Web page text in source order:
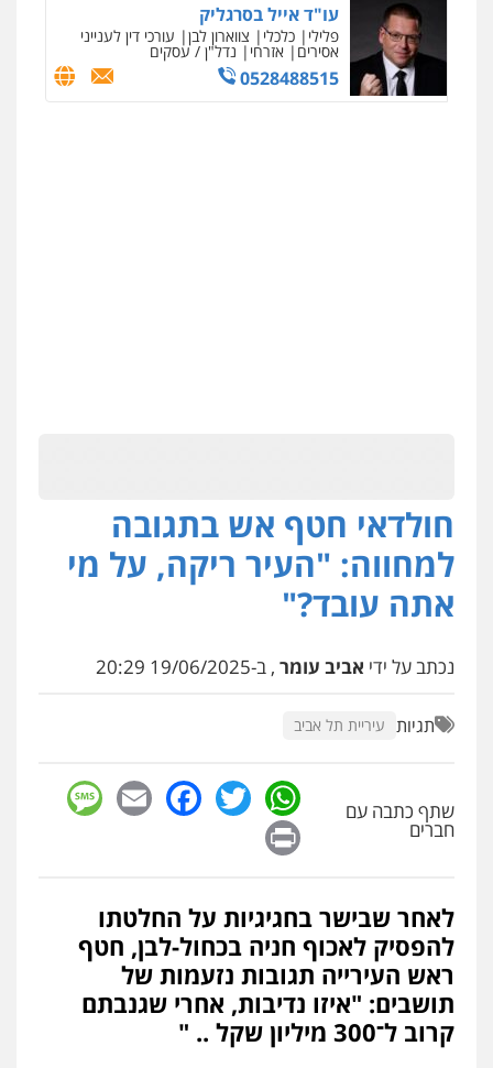
עו"ד אייל בסרגליק
פלילי כלכלי צווארון לבן עורכי דין לענייני
אסירים אזרחי נדל"ן / עסקים
0528488515
חולדאי חטף אש בתגובה
למחווה: "העיר ריקה, על מי
אתה עובד?"
נכתב על ידי אביב עומר , ב-19/06/2025 20:29
תגיות עיריית תל אביב
שתף כתבה עם
חברים
WhatsApp
Twitter
Facebook
Email
לאחר שבישר בחגיגיות על החלטתו
להפסיק לאכוף חניה בכחול-לבן, חטף
ראש העירייה תגובות נזעמות של
תושבים: "איזו נדיבות, אחרי שגנבתם
קרוב ל־300 מיליון שקל .. "